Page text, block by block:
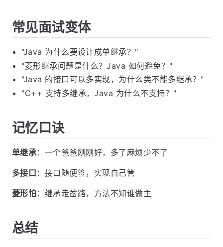
常见面试变体
"Java 为什么要设计成单继承？"
"菱形继承问题是什么？Java 如何避免？"
"Java 的接口可以多实现，为什么类不能多继承？"
"C++ 支持多继承，Java 为什么不支持？"
记忆口诀
单继承：一个爸爸刚刚好，多了麻烦少不了
多接口 ：接口随便签，实现自己管
菱形怕：继承走岔路，方法不知谁做主
总结